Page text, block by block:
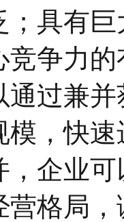
；具有
竞争力
通过兼
模，快
，企业
营格局